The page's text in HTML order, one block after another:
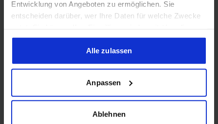
Entwicklung von Angeboten zu ermöglichen. Sie
entscheiden darüber, wer Ihre Daten für welche Zwecke
Cookie-Erklärung oder durch Klicken auf das Privacy
Trigger Symbol ändern oder widerrufen
Informationen über Ihre geografische Lage erfassen,
welche bis auf einige Meter genau sein können
Ihr Gerät durch aktives Scannen nach bestimmten
Alle zulassen
Anpassen
Ablehnen
ECC-Unterstützung ❌ ❌
Grafik
iGPU ❌ ✔️